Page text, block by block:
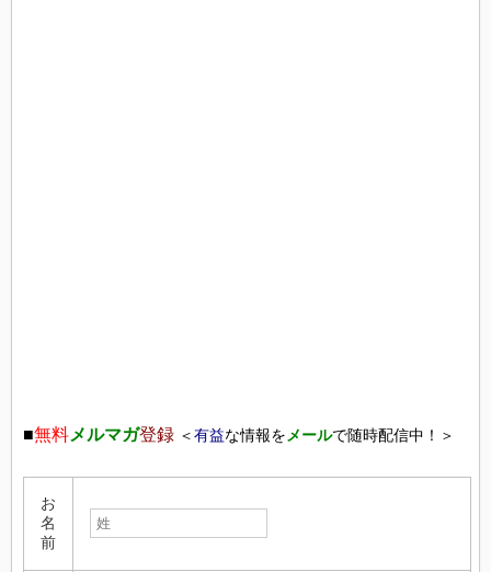
■無料メルマガ登録 ＜有益な情報を メールで随時配信中！＞
お
名
前